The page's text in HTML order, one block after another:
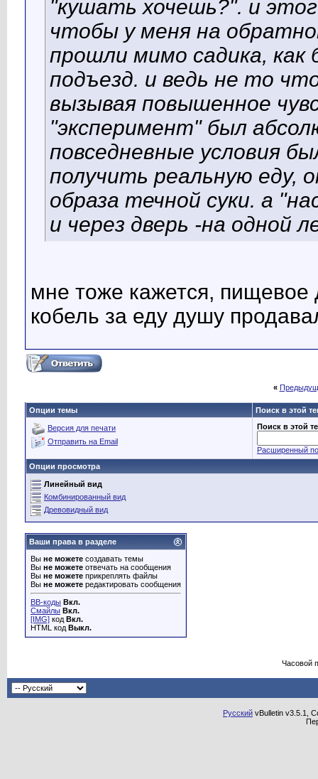
"кушать хочешь?". и
чтобы у меня на
прошли мимо садика, как
подъезд. и ведь не то
вызывая повышенное
"эксперимент" был
повседневные условия
получить реальную еду,
образа течной суки. а
и через дверь -на одной
мне тоже кажется,
кобель за еду душу
«
Опции темы Поиск в этой
Версия для печати
Отправить на Email
Поиск в этой
Расширенный
Опции просмотра
Линейный вид
Комбинированный вид
Древовидный вид
Ваши права в разделе
Вы не можете создавать темы
Вы не можете отвечать на сообщения
Вы не можете прикреплять файлы
Вы не можете редактировать сообщения
BB-коды Вкл.
Смайлы Вкл.
[IMG] код Вкл.
HTML код Выкл.
Часовой
Русский vBulletin v3.5.1,